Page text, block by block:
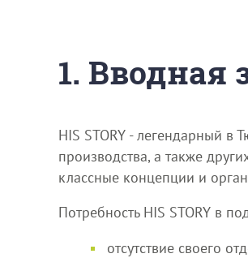
1. Вводная
HIS STORY - легендарный в
производства, а также
классные концепции и
Потребность HIS STORY в
отсутствие своего